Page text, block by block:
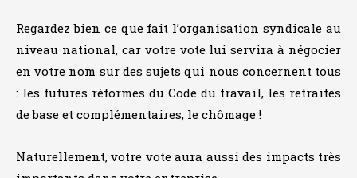
Regardez bien ce que fait l’organisation syndicale au
niveau national, car votre vote lui servira à négocier
en votre nom sur des sujets qui nous concernent tous
: les futures réformes du Code du travail, les retraites
de base et complémentaires, le chômage !
Naturellement, votre vote aura aussi des impacts très